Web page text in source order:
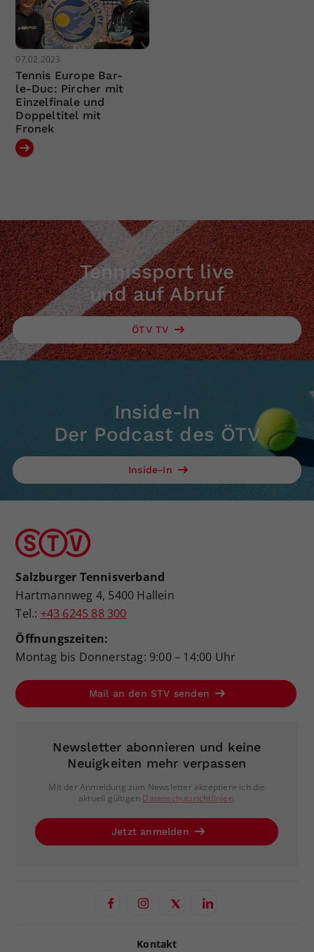
07.02.2023
Tennis Europe Bar-
le-Duc: Pircher mit
Einzelfinale und
Doppeltitel mit
Fronek
Tennissport live
und auf Abruf
ÖTV TV
Inside-In
Der Podcast des ÖTV
Inside-In
Salzburger Tennisverband
Hartmannweg 4, 5400 Hallein
Tel.: +43 6245 88 300
Öffnungszeiten:
Montag bis Donnerstag: 9:00 – 14:00 Uhr
Mail an den STV senden
Newsletter abonnieren und keine
Neuigkeiten mehr verpassen
Mit der Anmeldung zum Newsletter akzeptiere ich die
aktuell gültigen Datenschutzrichtlinien.
Jetzt anmelden
Kontakt